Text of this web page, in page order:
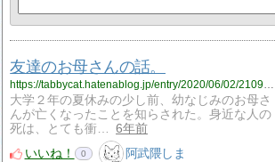
友達のお母さんの話。
大学２年の夏休みの少し前、幼なじみのお母さ
んが亡くなったことを知らされた。身近な人の
死は、とても衝…
6年前
いいね！
0 阿武隈しま